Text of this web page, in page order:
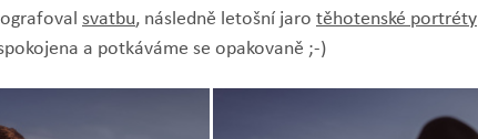
svatbu, následně letošní jaro těhotenské portréty
a potkáváme se opakovaně ;-)